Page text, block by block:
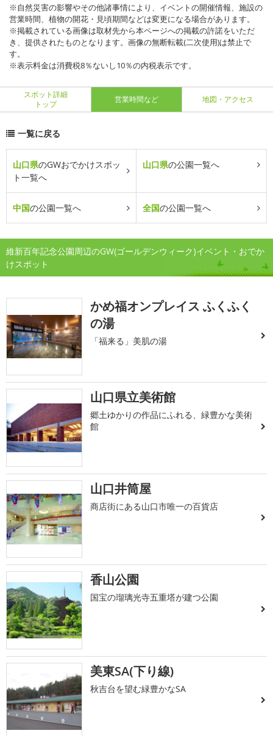
※自然災害の影響やその他諸事情により、イベントの開催情報、施設の
営業時間、植物の開花・見頃期間などは変更になる場合があります。
※掲載されている画像は取材先から本ページへの掲載の許諾をいただ
き、提供されたものとなります。画像の無断転載(二次使用)は禁止で
す。
※表示料金は消費税8％ないし10％の内税表示です。
スポット詳細
トップ
営業時間など 地図・アクセス
一覧に戻る
山口県のGWおでかけスポッ
ト一覧へ
山口県の公園一覧へ
中国の公園一覧へ 全国の公園一覧へ
維新百年記念公園周辺のGW(ゴールデンウィーク)イベント・おでか
けスポット
かめ福オンプレイス ふくふく
の湯
「福来る」美肌の湯
山口県立美術館
郷土ゆかりの作品にふれる、緑豊かな美術
館
山口井筒屋
商店街にある山口市唯一の百貨店
香山公園
国宝の瑠璃光寺五重塔が建つ公園
美東SA(下り線)
秋吉台を望む緑豊かなSA